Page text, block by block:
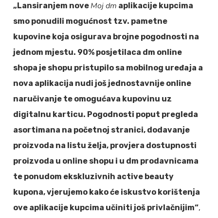
„Lansiranjem nove Moj dm aplikacije kupcima
smo ponudili mogućnost tzv. pametne
kupovine koja osigurava brojne pogodnosti na
jednom mjestu. 90% posjetilaca dm online
shopa je shopu pristupilo sa mobilnog uređaja a
nova aplikacija nudi još jednostavnije online
naručivanje te omogućava kupovinu uz
digitalnu karticu. Pogodnosti poput pregleda
asortimana na početnoj stranici, dodavanje
proizvoda na listu želja, provjera dostupnosti
proizvoda u online shopu i u dm prodavnicama
te ponudom ekskluzivnih active beauty
kupona, vjerujemo kako će iskustvo korištenja
ove aplikacije kupcima učiniti još privlačnijim“,